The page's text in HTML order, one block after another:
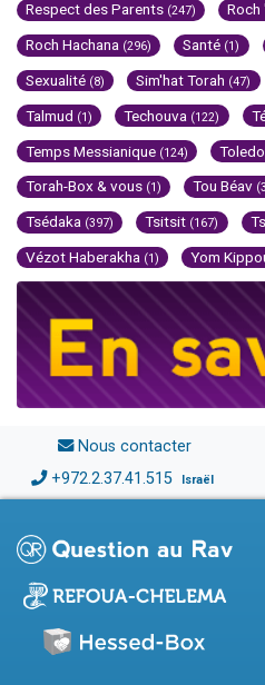
Respect des Parents (247) Roch
Roch Hachana (296) Santé (1)
Sexualité (8) Sim'hat Torah (47)
Talmud (1) Techouva (122)
Temps Messianique (124)
Torah-Box & vous (1) Tou Béav
Tsédaka (397) Tsitsit (167)
Vézot Haberakha (1) Yom
Nous contacter
+972.2.37.41.515 Israël